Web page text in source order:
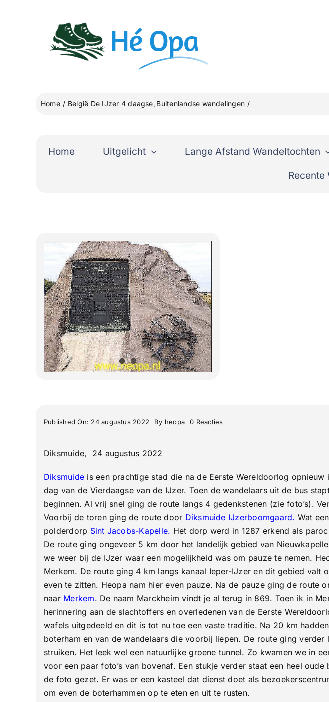
Hé Opa
Home België De IJzer 4 daagse Buitenlandse wandelingen
Home Uitgelicht Lange Afstand Wandeltochten
Recente
Published On: 24 augustus 2022 By heopa 0 Reactieson
dag
Diksmuide, 24 augustus 2022
Diksmuide is een prachtige stad die na de Eerste Wereldoorlog
dag van de Vierdaagse van de IJzer. Toen de wandelaars uit de bus
beginnen. Al vrij snel ging de route langs 4 gedenkstenen (zie foto’s).
Voorbij de toren ging de route door Diksmuide IJzerboomgaard. Wat
polderdorp Sint Jacobs-Kapelle. Het dorp werd in 1287 erkend als
De route ging ongeveer 5 km door het landelijk gebied van
we weer bij de IJzer waar een mogelijkheid was om pauze te nemen.
Merkem. De route ging 4 km langs kanaal Ieper-IJzer en dit gebied valt
even te zitten. Heopa nam hier even pauze. Na de pauze ging de route
naar Merkem. De naam Marckheim vindt je al terug in 869. Toen ik in
herinnering aan de slachtoffers en overledenen van de Eerste
wafels uitgedeeld en dit is tot nu toe een vaste traditie. Na 20 km
boterham en van de wandelaars die voorbij liepen. De route ging
struiken. Het leek wel een natuurlijke groene tunnel. Zo kwamen we in
voor een paar foto’s van bovenaf. Een stukje verder staat een heel
de foto gezet. Er was er een kasteel dat dienst doet als
om even de boterhammen op te eten en uit te rusten.